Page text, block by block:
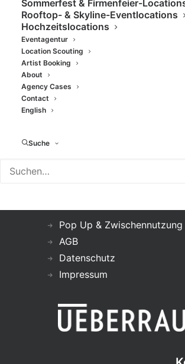
Sommerfest & Firmenfeier-
Rooftop- & Skyline-Eventlocations
Hochzeitslocations
Eventagentur
Location Scouting
Artist Booking
About
Agency Cases
Contact
English
Suche
„Wir hatten eine tolle
Russian Standard Party.“
Maximilian Garth
Russian Standard Vodka
Pop Up & Zwischennutzung
AGB
Datenschutz
Impressum